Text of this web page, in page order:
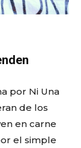
por Ni Una
de los
en carne
el simple